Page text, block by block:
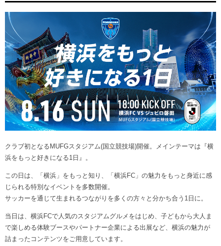
クラブ初となるMUFGスタジアム(国立競技場)開催。メインテーマは『横
浜をもっと好きになる1日』。
この日は、「横浜」をもっと知り、「横浜FC」の魅力をもっと身近に感
じられる特別なイベントを多数開催。
サッカーを通じて生まれるつながりを多くの方々と分かち合う1日に。
当日は、横浜FCで人気のスタジアムグルメをはじめ、子どもから大人ま
で楽しめる体験ブースやパートナー企業による出展など、横浜の魅力が
詰まったコンテンツをご用意しています。